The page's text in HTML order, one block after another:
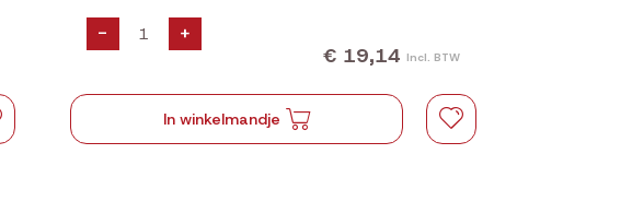
- +
€ 19,14 Incl. BTW
In winkelmandje